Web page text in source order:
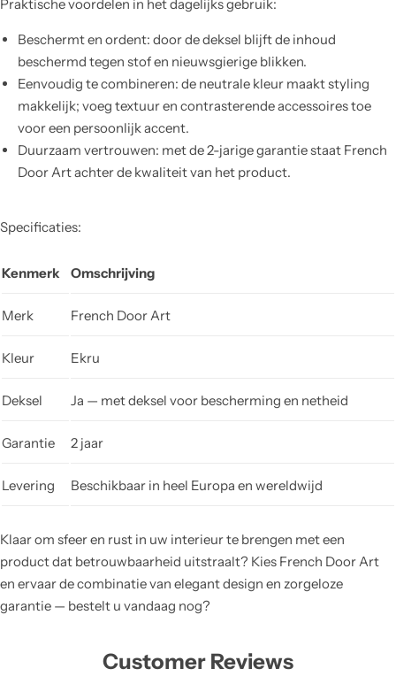
Praktische voordelen in het dagelijks gebruik:
Beschermt en ordent: door de deksel blijft de inhoud
beschermd tegen stof en nieuwsgierige blikken.
Eenvoudig te combineren: de neutrale kleur maakt styling
makkelijk; voeg textuur en contrasterende accessoires toe
voor een persoonlijk accent.
Duurzaam vertrouwen: met de 2-jarige garantie staat French
Door Art achter de kwaliteit van het product.
Specificaties:
Kenmerk Omschrijving
Merk French Door Art
Kleur Ekru
Deksel Ja — met deksel voor bescherming en netheid
Garantie 2 jaar
Levering Beschikbaar in heel Europa en wereldwijd
Klaar om sfeer en rust in uw interieur te brengen met een
product dat betrouwbaarheid uitstraalt? Kies French Door Art
en ervaar de combinatie van elegant design en zorgeloze
garantie — bestelt u vandaag nog?
Customer Reviews